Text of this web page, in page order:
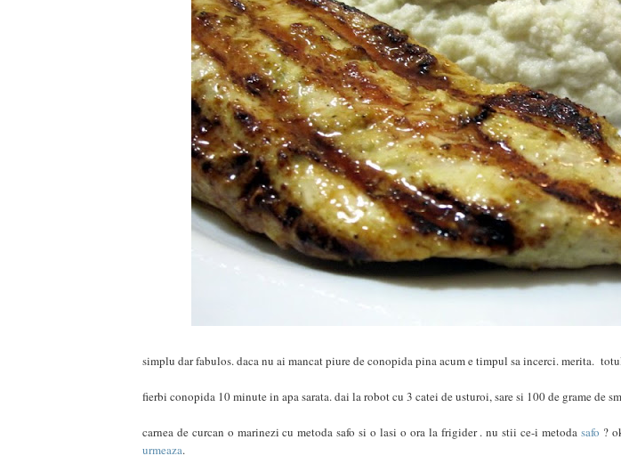
simplu dar fabulos. daca nu ai mancat piure de conopida pina acum e timpul sa incerci. merita.
fierbi conopida 10 minute in apa sarata. dai la robot cu 3 catei de usturoi, sare si 100 de grame de
carnea de curcan o marinezi cu metoda safo si o lasi o ora la frigider . nu stii ce-i metoda safo ?
urmeaza.